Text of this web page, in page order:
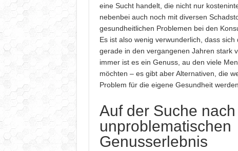
eine Sucht handelt, die nicht nur
nebenbei auch noch mit diversen
gesundheitlichen Problemen bei den
Es ist also wenig verwunderlich, dass
gerade in den vergangenen Jahren stark
immer ist es ein Genuss, au den viele
möchten – es gibt aber Alternativen, die
Problem für die eigene Gesundheit
Auf der Suche
unproblematischen
Genusserlebnis